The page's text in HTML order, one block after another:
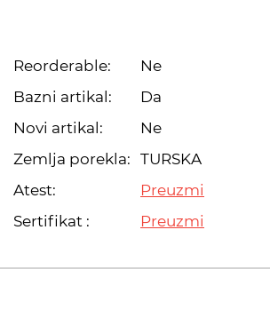
Reorderable:
Ne
Bazni artikal:
Da
Novi artikal:
Ne
Zemlja porekla: TURSKA
Atest:
Preuzmi
Sertifikat :
Preuzmi